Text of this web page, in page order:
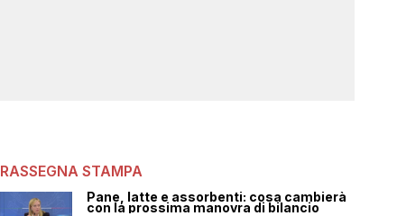
RASSEGNA STAMPA
Pane, latte e assorbenti: cosa cambierà
con la prossima manovra di bilancio